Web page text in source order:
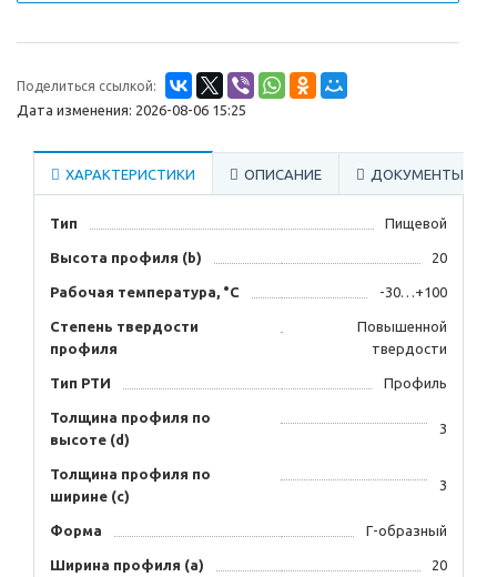
Поделиться ссылкой:
Дата изменения: 2026-08-06 15:25
ХАРАКТЕРИСТИКИ ОПИСАНИЕ ДОКУМЕНТЫ
Тип Пищевой
Высота профиля (b) 20
Рабочая температура, °C -30…+100
Степень твердости
профиля
Повышенной
твердости
Тип РТИ Профиль
Толщина профиля по
высоте (d)
3
Толщина профиля по
ширине (с)
3
Форма Г-образный
Ширина профиля (а) 20